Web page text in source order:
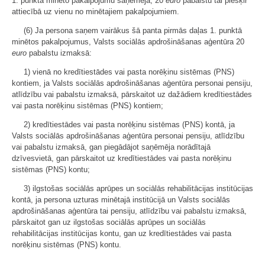
attiecībā uz vienu no minētajiem pakalpojumiem.
(6) Ja persona saņem vairākus šā panta pirmās daļas 1. punktā
minētos pakalpojumus, Valsts sociālās apdrošināšanas aģentūra 20
euro pabalstu izmaksā:
1) vienā no kredītiestādes vai pasta norēķinu sistēmas (PNS)
kontiem, ja Valsts sociālās apdrošināšanas aģentūra personai pensiju,
atlīdzību vai pabalstu izmaksā, pārskaitot uz dažādiem kredītiestādes
vai pasta norēķinu sistēmas (PNS) kontiem;
2) kredītiestādes vai pasta norēķinu sistēmas (PNS) kontā, ja
Valsts sociālās apdrošināšanas aģentūra personai pensiju, atlīdzību
vai pabalstu izmaksā, gan piegādājot saņēmēja norādītajā
dzīvesvietā, gan pārskaitot uz kredītiestādes vai pasta norēķinu
sistēmas (PNS) kontu;
3) ilgstošas sociālās aprūpes un sociālās rehabilitācijas institūcijas
kontā, ja persona uzturas minētajā institūcijā un Valsts sociālās
apdrošināšanas aģentūra tai pensiju, atlīdzību vai pabalstu izmaksā,
pārskaitot gan uz ilgstošas sociālās aprūpes un sociālās
rehabilitācijas institūcijas kontu, gan uz kredītiestādes vai pasta
norēķinu sistēmas (PNS) kontu.